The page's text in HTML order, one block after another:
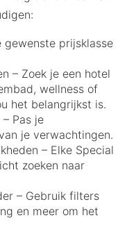
prijsklasse
– Zoek je een hotel
wellness of
het belangrijkst is.
Pas je
je verwachtingen.
– Elke Special
zoeken naar
– Gebruik filters
en meer om het